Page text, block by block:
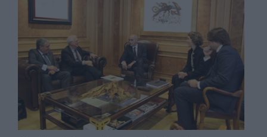
Derechos:
link
Información adicional
link